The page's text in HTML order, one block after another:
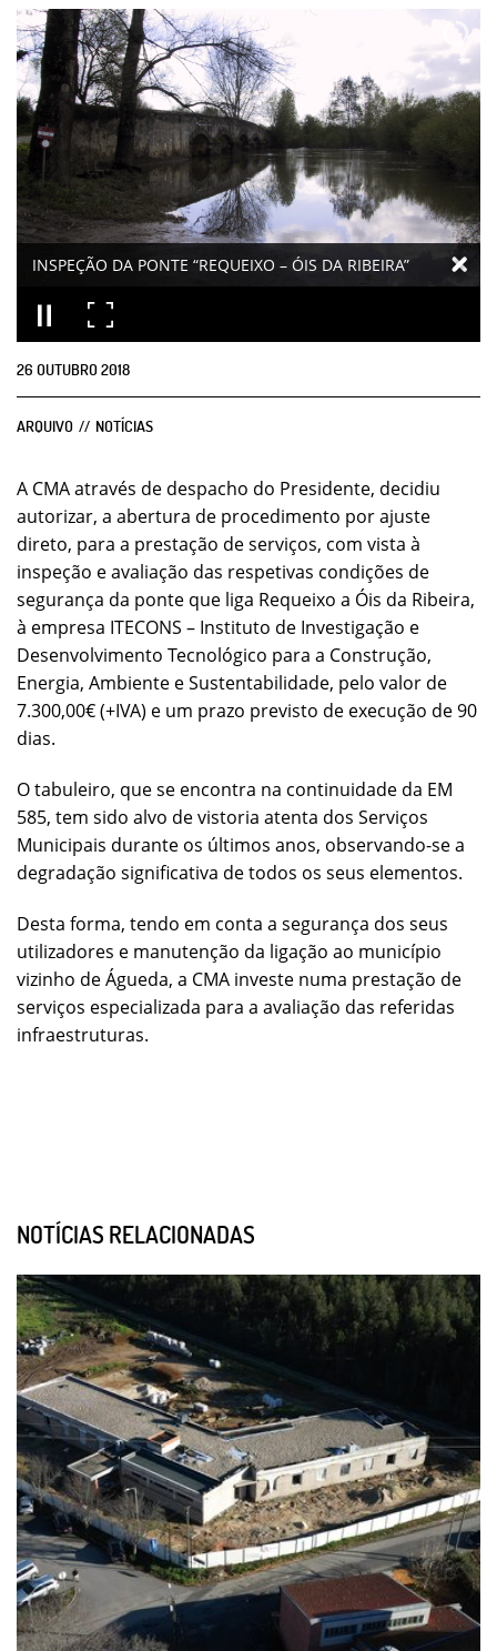
INSPEÇÃO DA PONTE “REQUEIXO – ÓIS DA RIBEIRA”
26 OUTUBRO2018
ARQUIVO NOTÍCIAS
A CMA através de despacho do Presidente, decidiu
autorizar, a abertura de procedimento por ajuste
direto, para a prestação de serviços, com vista à
inspeção e avaliação das respetivas condições de
segurança da ponte que liga Requeixo a Óis da Ribeira,
à empresa ITECONS – Instituto de Investigação e
Desenvolvimento Tecnológico para a Construção,
Energia, Ambiente e Sustentabilidade, pelo valor de
7.300,00€ (+IVA) e um prazo previsto de execução de 90
dias.
O tabuleiro, que se encontra na continuidade da EM
585, tem sido alvo de vistoria atenta dos Serviços
Municipais durante os últimos anos, observando-se a
degradação significativa de todos os seus elementos.
Desta forma, tendo em conta a segurança dos seus
utilizadores e manutenção da ligação ao município
vizinho de Águeda, a CMA investe numa prestação de
serviços especializada para a avaliação das referidas
infraestruturas.
NOTÍCIAS RELACIONADAS